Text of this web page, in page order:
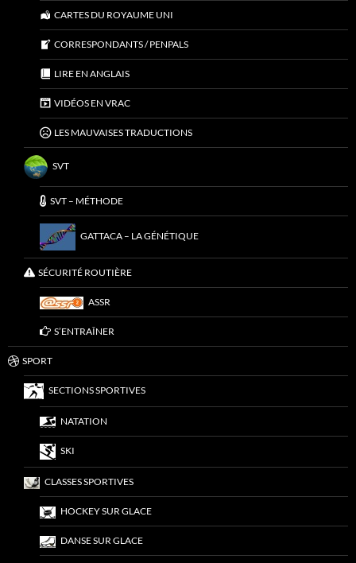
CARTES DU ROYAUME UNI
CORRESPONDANTS / PENPALS
LIRE EN ANGLAIS
VIDÉOS EN VRAC
LES MAUVAISES TRADUCTIONS
SVT
SVT – MÉTHODE
GATTACA – LA GÉNÉTIQUE
SÉCURITÉ ROUTIÈRE
ASSR
S’ENTRAÎNER
SPORT
SECTIONS SPORTIVES
NATATION
SKI
CLASSES SPORTIVES
HOCKEY SUR GLACE
DANSE SUR GLACE